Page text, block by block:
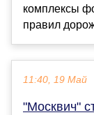
комплексы
правил
11:40, 19 Май
"Москвич"